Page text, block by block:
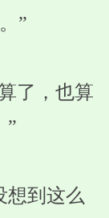
”
了，也算
”
到这么